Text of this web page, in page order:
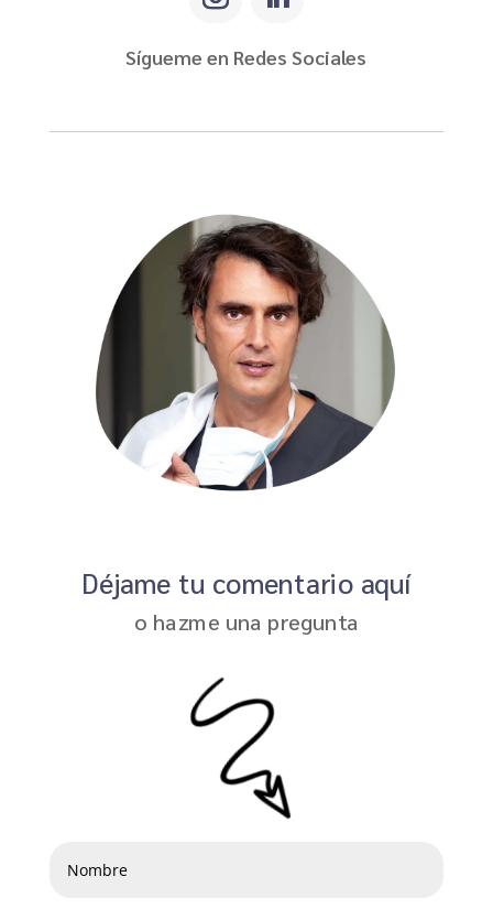
Sígueme en Redes Sociales
Déjame tu comentario aquí
o hazme una pregunta